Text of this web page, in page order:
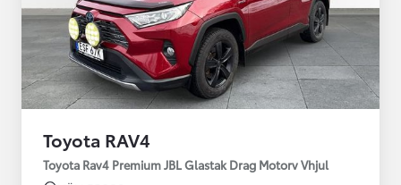
Toyota RAV4
Toyota Rav4 Premium JBL Glastak Drag Motorv Vhjul